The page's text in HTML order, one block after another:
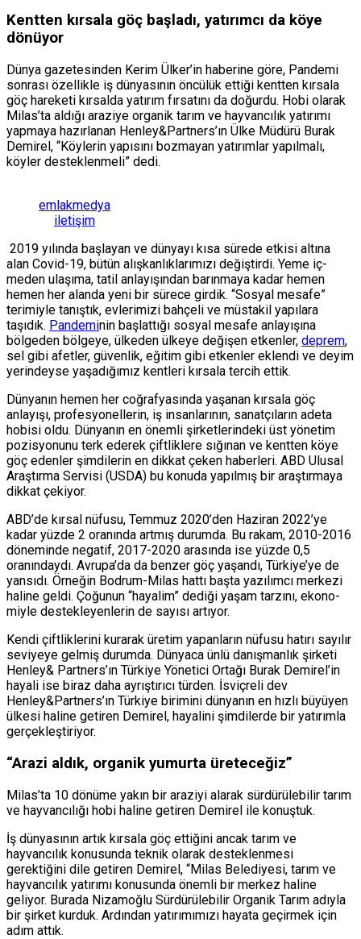
Kentten kırsala göç başladı, yatırımcı da köye
dönüyor
Dünya gazetesinden Kerim Ülker’in haberine göre, Pandemi
sonrası özellikle iş dünyasının öncülük ettiği kentten kırsala
göç hareketi kırsalda yatırım fırsatını da doğurdu. Hobi olarak
Milas’ta aldığı araziye organik tarım ve hayvancılık yatırımı
yapmaya hazırlanan Henley&Partners’ın Ülke Müdürü Burak
Demirel, “Köylerin yapısını bozmayan yatırımlar yapılmalı,
köyler desteklenmeli” dedi.
emlakmedya
iletişim
2019 yılında başlayan ve dünyayı kısa süre­de etkisi altına
alan Covid-19, bütün alışkanlık­larımızı değiştirdi. Yeme iç­
meden ulaşıma, tatil anlayı­şından barınmaya kadar he­men
hemen her alanda yeni bir sürece girdik. “Sosyal me­safe”
terimiyle tanıştık, evle­rimizi bahçeli ve müstakil ya­pılara
taşıdık. Pandeminin başlattığı sosyal mesafe anla­yışına
bölgeden bölgeye, ülke­den ülkeye değişen etkenler, deprem,
sel gibi afetler, güven­lik, eğitim gibi etkenler eklen­di ve deyim
yerindeyse yaşa­dığımız kentleri kırsala tercih ettik.
Dünyanın hemen her coğrafyasında yaşanan kırsa­la göç
anlayışı, profesyonelle­rin, iş insanlarının, sanatçıla­rın adeta
hobisi oldu. Dünya­nın en önemli şirketlerindeki üst yönetim
pozisyonunu terk ederek çiftliklere sığınan ve kentten köye
göç edenler şim­dilerin en dikkat çeken ha­berleri. ABD Ulusal
Araştır­ma Servisi (USDA) bu konuda yapılmış bir araştırmaya
dik­kat çekiyor.
ABD’de kırsal nü­fusu, Temmuz 2020’den Ha­ziran 2022’ye
kadar yüzde 2 oranında artmış durumda. Bu rakam, 2010-2016
dönemin­de negatif, 2017-2020 arasın­da ise yüzde 0,5
oranındaydı. Avrupa’da da benzer göç ya­şandı, Türkiye’ye de
yansıdı. Örneğin Bodrum-Milas hattı başta yazılımcı merkezi
hali­ne geldi. Çoğunun “hayalim” dediği yaşam tarzını, ekono­
miyle destekleyenlerin de sa­yısı artıyor.
Kendi çiftlikleri­ni kurarak üretim yapanların nüfusu hatırı sayılır
seviye­ye gelmiş durumda. Dünya­ca ünlü danışmanlık şirketi
Henley& Partners’ın Türkiye Yönetici Ortağı Burak Demi­rel’in
hayali ise biraz daha ay­rıştırıcı türden. İsviçreli dev
Henley&Partners’ın Türki­ye birimini dünyanın en hızlı büyüyen
ülkesi haline getiren Demirel, hayalini şimdilerde bir yatırımla
gerçekleştiriyor.
“Arazi aldık, organik yumurta üreteceğiz”
Milas’ta 10 dönüme yakın bir araziyi alarak sürdürüle­bilir tarım
ve hayvancılığı ho­bi haline getiren Demirel ile konuştuk.
İş dünyasının artık kırsala göç ettiğini ancak ta­rım ve
hayvancılık konusunda teknik olarak desteklenmesi
gerektiğini dile getiren Demi­rel, “Milas Belediyesi, tarım ve
hayvancılık yatırımı konu­sunda önemli bir merkez ha­line
geliyor. Burada Nizamoğ­lu Sürdürülebilir Organik Ta­rım adıyla
bir şirket kurduk. Ardından yatırımımızı hayata geçirmek için
adım attık.